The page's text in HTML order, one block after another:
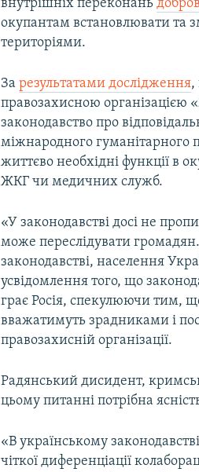
внутрішніх переконань
окупантам встановлювати та
територіями.
Зарезультатами дослідження,
правозахисною організацією
законодавство про
міжнародного гуманітарного
життєво необхідні функції в
ЖКГ чи медичних служб.
«У законодавстві досі не
може переслідувати
законодавстві, населення
усвідомлення того, що
грає Росія, спекулюючи тим,
вважатимуть зрадниками і
правозахисній організації.
Радянський дисидент,
цьому питанні потрібна
«В українському
чіткої диференціації